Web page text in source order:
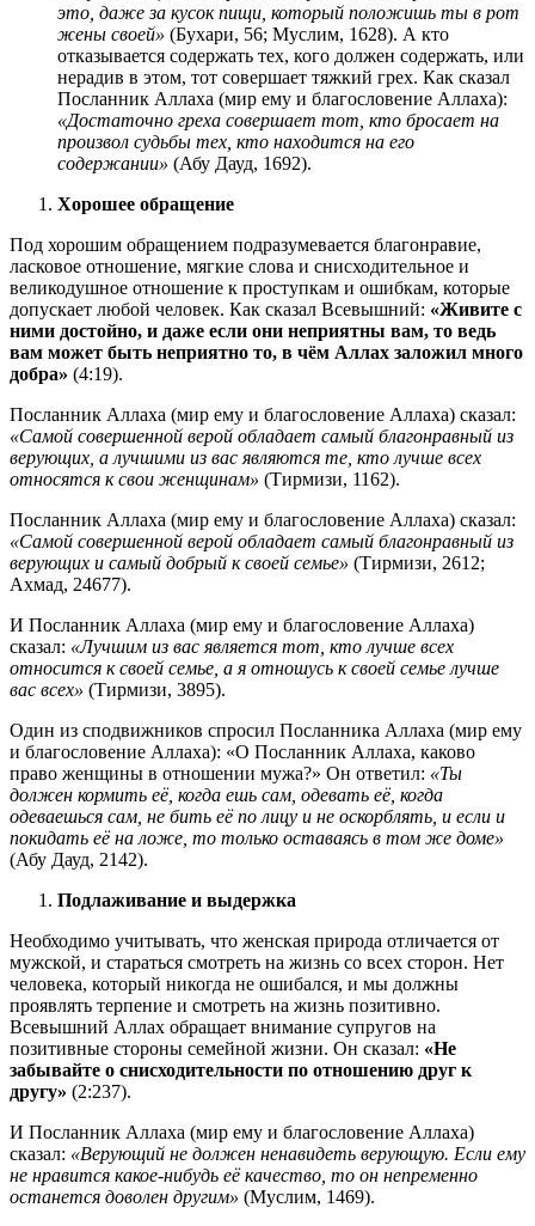
это, даже за кусок пищи, который положишь ты в рот
жены своей» (Бухари, 56; Муслим, 1628). А кто
отказывается содержать тех, кого должен содержать, или
нерадив в этом, тот совершает тяжкий грех. Как сказал
Посланник Аллаха (мир ему и благословение Аллаха):
«Достаточно греха совершает тот, кто бросает на
произвол судьбы тех, кто находится на его
содержании» (Абу Дауд, 1692).
Хорошее обращение
Под хорошим обращением подразумевается благонравие,
ласковое отношение, мягкие слова и снисходительное и
великодушное отношение к проступкам и ошибкам, которые
допускает любой человек. Как сказал Всевышний: «Живите с
ними достойно, и даже если они неприятны вам, то ведь
вам может быть неприятно то, в чём Аллах заложил много
добра» (4:19).
Посланник Аллаха (мир ему и благословение Аллаха) сказал:
«Самой совершенной верой обладает самый благонравный из
верующих, а лучшими из вас являются те, кто лучше всех
относятся к свои женщинам» (Тирмизи, 1162).
Посланник Аллаха (мир ему и благословение Аллаха) сказал:
«Самой совершенной верой обладает самый благонравный из
верующих и самый добрый к своей семье» (Тирмизи, 2612;
Ахмад, 24677).
И Посланник Аллаха (мир ему и благословение Аллаха)
сказал: «Лучшим из вас является тот, кто лучше всех
относится к своей семье, а я отношусь к своей семье лучше
вас всех» (Тирмизи, 3895).
Один из сподвижников спросил Посланника Аллаха (мир ему
и благословение Аллаха): «О Посланник Аллаха, каково
право женщины в отношении мужа?» Он ответил: «Ты
должен кормить её, когда ешь сам, одевать её, когда
одеваешься сам, не бить её по лицу и не оскорблять, и если и
покидать её на ложе, то только оставаясь в том же доме»
(Абу Дауд, 2142).
Подлаживание и выдержка
Необходимо учитывать, что женская природа отличается от
мужской, и стараться смотреть на жизнь со всех сторон. Нет
человека, который никогда не ошибался, и мы должны
проявлять терпение и смотреть на жизнь позитивно.
Всевышний Аллах обращает внимание супругов на
позитивные стороны семейной жизни. Он сказал: «Не
забывайте о снисходительности по отношению друг к
другу» (2:237).
И Посланник Аллаха (мир ему и благословение Аллаха)
сказал: «Верующий не должен ненавидеть верующую. Если ему
не нравится какое-нибудь её качество, то он непременно
останется доволен другим» (Муслим, 1469).